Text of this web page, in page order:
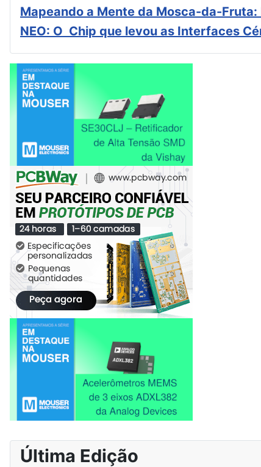
Mapeando a Mente da Mosca-da-
NEO: O Chip que levou as Interfaces
Última Edição